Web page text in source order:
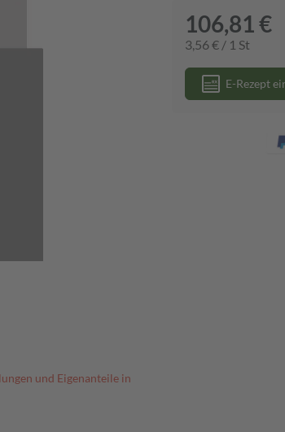
und Eigenanteile in
106,81 €
3,56 € / 1 St
E-Rezept